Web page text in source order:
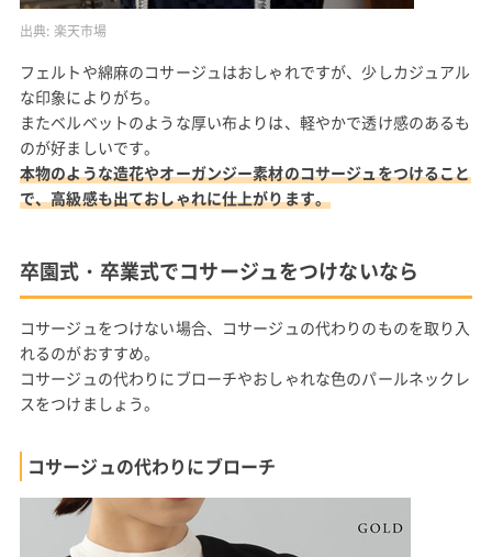
出典: 楽天市場
フェルトや綿麻のコサージュはおしゃれですが、少しカジュアル
な印象によりがち。
またベルベットのような厚い布よりは、軽やかで透け感のあるも
のが好ましいです。
本物のような造花やオーガンジー素材のコサージュをつけること
で、高級感も出ておしゃれに仕上がります。
卒園式・卒業式でコサージュをつけないなら
コサージュをつけない場合、コサージュの代わりのものを取り入
れるのがおすすめ。
コサージュの代わりにブローチやおしゃれな色のパールネックレ
スをつけましょう。
コサージュの代わりにブローチ